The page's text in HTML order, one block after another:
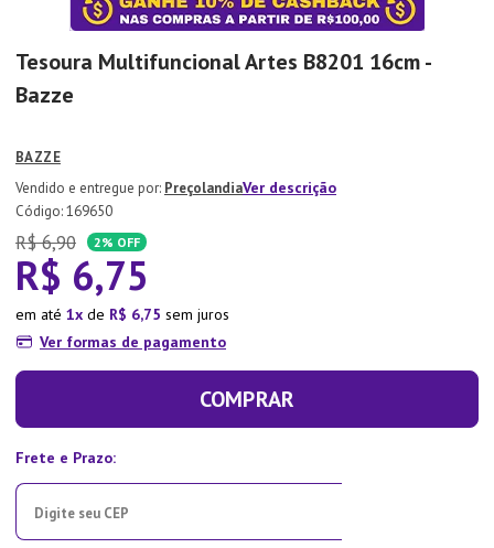
Tesoura Multifuncional Artes B8201 16cm -
Bazze
BAZZE
PreçolandiaVer descrição
:169650
R$ 6,90 2% OFF
R$ 6,75
em até 1 de R$ 6,75 sem juros
Ver formas de pagamento
COMPRAR
Xicara
10º Lixeira